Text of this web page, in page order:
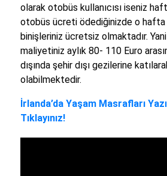
olarak otobüs kullanıcısı iseniz
otobüs ücreti ödediğinizde o hafta
binişleriniz ücretsiz olmaktadır. Yani
maliyetiniz aylık 80- 110 Euro
dışında şehir dışı gezilerine
olabilmektedir.
İrlanda’da Yaşam Masrafları
Tıklayınız!